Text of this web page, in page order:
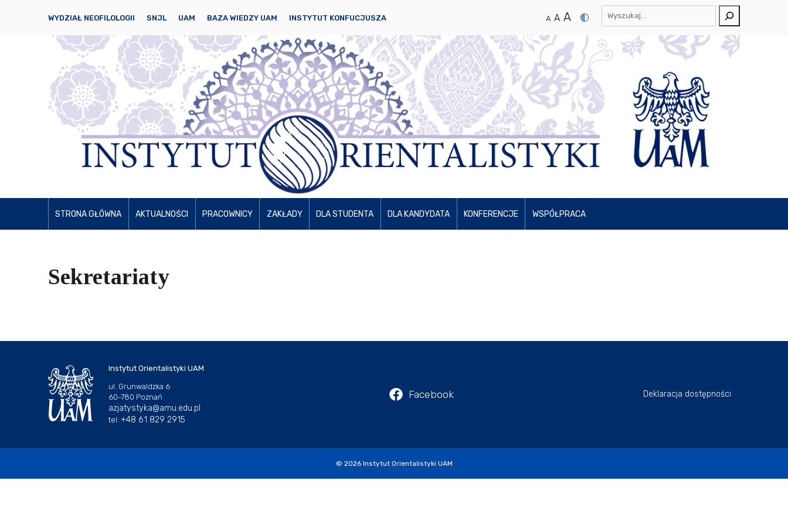
WYDZIAŁ NEOFILOLOGII SNJL UAM BAZA WIEDZY UAM INSTYTUT KONFUCJUSZA A A A
STRONA GŁÓWNA AKTUALNOŚCI PRACOWNICY ZAKŁADY DLA STUDENTA DLA KANDYDATA KONFERENCJE WSPÓŁPRACA
Sekretariaty
Instytut Orientalistyki UAM
ul. Grunwaldzka 6
60-780 Poznań
azjatystyka@amu.edu.pl
tel: +48 61 829 2915
Facebook Deklaracja dostępności
© 2026 Instytut Orientalistyki UAM